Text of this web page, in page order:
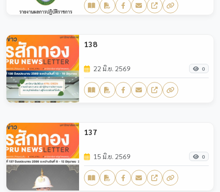
138
22 มิ.ย. 2569 0
137
15 มิ.ย. 2569 0